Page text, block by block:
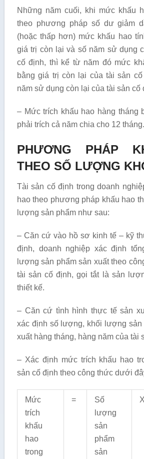
Những năm cuối, khi mức khấu
theo phương pháp số dư giảm
(hoặc thấp hơn) mức khấu hao
giá trị còn lại và số năm sử dụng
cố định, thì kể từ năm đó mức
bằng giá trị còn lại của tài sản
năm sử dụng còn lại của tài sản cố
– Mức trích khấu hao hàng tháng
phải trích cả năm chia cho 12 tháng.
PHƯƠNG PHÁP
THEO SỐ LƯỢNG
Tài sản cố định trong doanh
hao theo phương pháp khấu hao
lượng sản phẩm như sau:
– Căn cứ vào hồ sơ kinh tế – kỹ
định, doanh nghiệp xác định
lượng sản phẩm sản xuất theo
tài sản cố định, gọi tắt là sản
thiết kế.
– Căn cứ tình hình thực tế sản
xác định số lượng, khối lượng sản
xuất hàng tháng, hàng năm của tài
– Xác định mức trích khấu hao
sản cố định theo công thức dưới
Mức
trích
khấu
hao
trong
=
Số
lượng
sản
phẩm
sản
X